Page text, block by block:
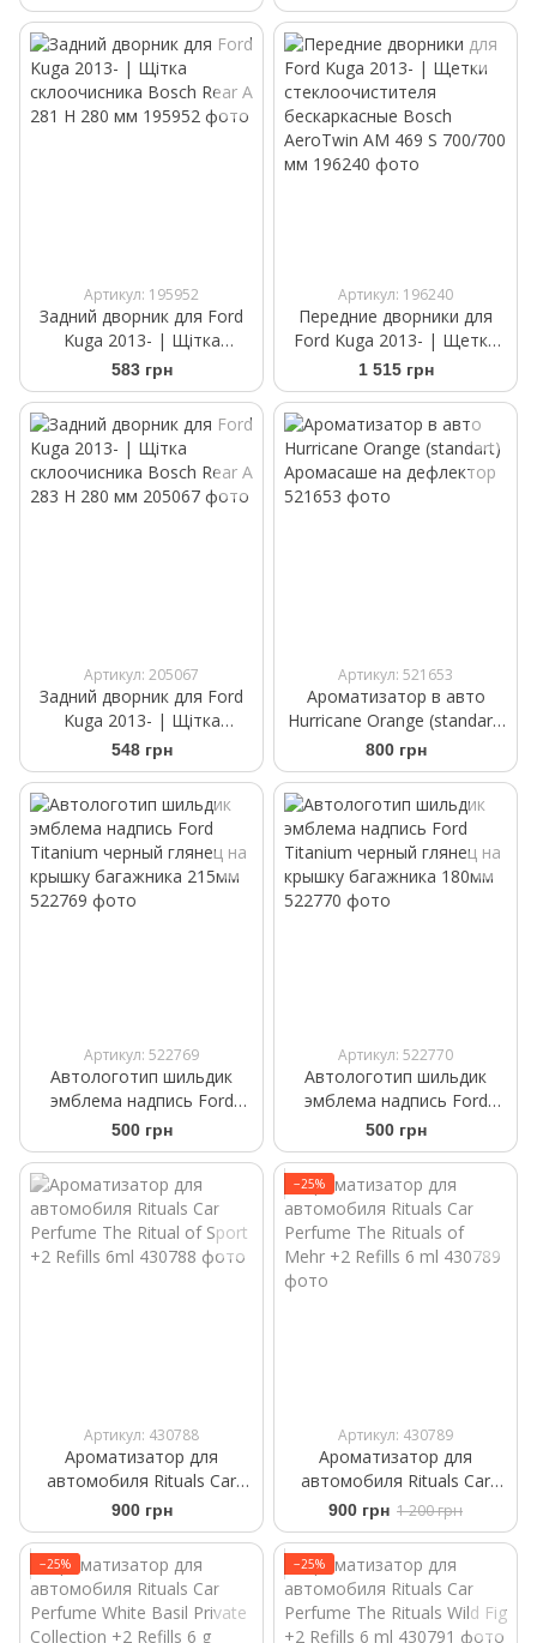
Артикул: 195952
Задний дворник для Ford
Kuga 2013- | Щітка
склоочисника Bosch Rear A
281 H 280 мм
583 грн
Артикул: 196240
Передние дворники для
Ford Kuga 2013- | Щетки
стеклоочистителя
бескаркасные Bosch
AeroTwin AM 469 S 700/700
мм
1 515 грн
Артикул: 205067
Задний дворник для Ford
Kuga 2013- | Щітка
склоочисника Bosch Rear A
283 H 280 мм
548 грн
Артикул: 521653
Ароматизатор в авто
Hurricane Orange (standart)
Аромасаше на дефлектор
800 грн
Артикул: 522769
Автологотип шильдик
эмблема надпись Ford
Titanium черный глянец на
крышку багажника 215мм
500 грн
Артикул: 522770
Автологотип шильдик
эмблема надпись Ford
Titanium черный глянец на
крышку багажника 180мм
500 грн
Артикул: 430788
Ароматизатор для
автомобиля Rituals Car
Perfume The Ritual of Sport
+2 Refills 6ml
900 грн
−25%
Артикул: 430789
Ароматизатор для
автомобиля Rituals ​Car
Perfume The Rituals of
Mehr +2 Refills 6 ml
900 грн 1 200 грн
−25% −25%